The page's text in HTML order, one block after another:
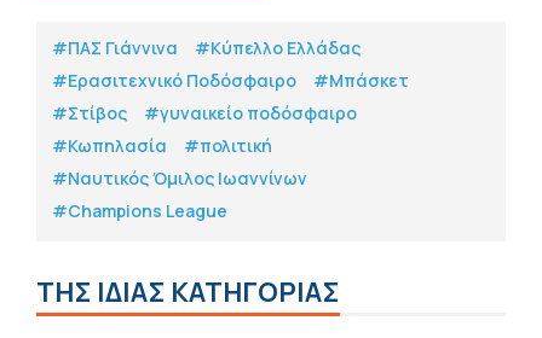
#ΠΑΣ Γιάννινα
#Κύπελλο Ελλάδας
#Eρασιτεχνικό Ποδόσφαιρο
#Μπάσκετ
#Στίβος
#γυναικείο ποδόσφαιρο
#Κωπηλασία
#πολιτική
#Ναυτικός Όμιλος Ιωαννίνων
#Champions League
ΤΗΣ ΙΔΙΑΣ ΚΑΤΗΓΟΡΙΑΣ